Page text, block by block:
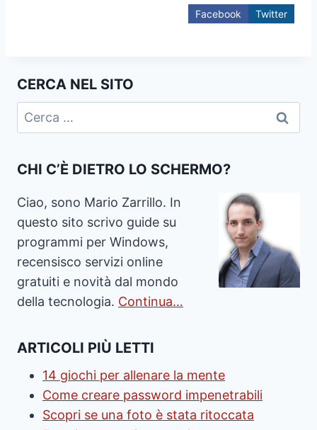
Facebook Twitter
CERCA NEL SITO
Ricerca
per:
CHI C’È DIETRO LO SCHERMO?
Ciao, sono Mario Zarrillo. In
questo sito scrivo guide su
programmi per Windows,
recensisco servizi online
gratuiti e novità dal mondo
della tecnologia. Continua…
ARTICOLI PIÙ LETTI
14 giochi per allenare la mente
Come creare password impenetrabili
Scopri se una foto è stata ritoccata